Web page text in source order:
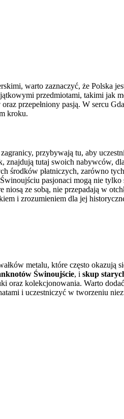
warto zaznaczyć, że Polska
przedmiotami, takimi
przepełniony pasją. W sercu
kroku.
przybywają tu, aby
tutaj swoich nabywców,
środków płatniczych, zarówno
pasjonaci mogą nie
ze sobą, nie przepadają w
i zrozumieniem dla jej
metalu, które często
Świnoujście, i skup
oraz kolekcjonowania. Warto
i uczestniczyć w tworzeniu